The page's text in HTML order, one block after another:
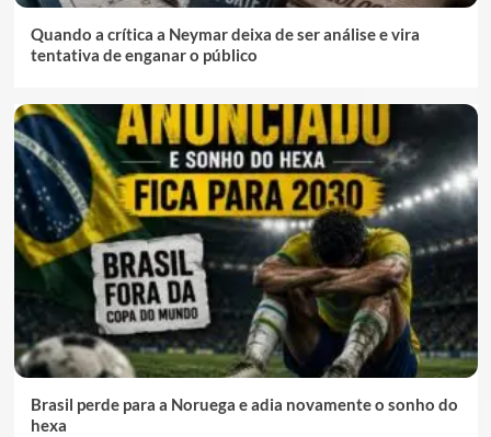
Quando a crítica a Neymar deixa de ser análise e vira
tentativa de enganar o público
Brasil perde para a Noruega e adia novamente o sonho do
hexa